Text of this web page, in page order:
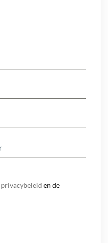
privacybeleid en de